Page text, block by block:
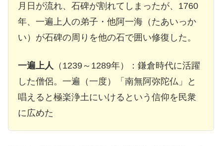
月日が流れ、石碑が割れてしまったが、1760
年、一遍上人の弟子・他阿一海（たあいっか
い）が石碑の周りを他の石で囲い修復した。
一遍上人 （1239～1289年）：鎌倉時代に活躍
した僧侶。一遍（一度）「南無阿弥陀仏」と
唱えると極楽浄土にいけるという信仰を民衆
に広めた